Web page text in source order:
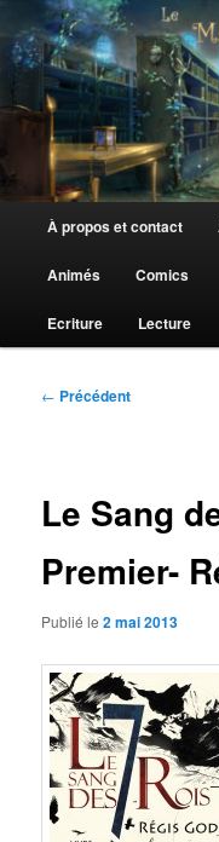
au
contenu
principalLe Manège
principal
À propos et contact
Animés Comics
Ecriture Lecture
Navigation
← Précédent
Le Sang
Premier-
Publié le2 mai 2013